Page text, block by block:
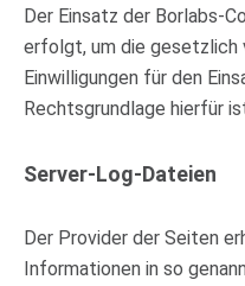
Der Einsatz der Borlabs-
erfolgt, um die gesetzlich
Einwilligungen für den
Rechtsgrundlage hierfür
Server-Log-Dateien
Der Provider der Seiten
Informationen in so